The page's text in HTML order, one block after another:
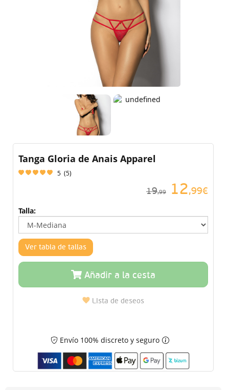
Tanga Gloria de Anais Apparel
5 (5)
19,99 12,99€
Talla:
Ver tabla de tallas
Añadir a la cesta
Lista de deseos
Envío 100% discreto y seguro